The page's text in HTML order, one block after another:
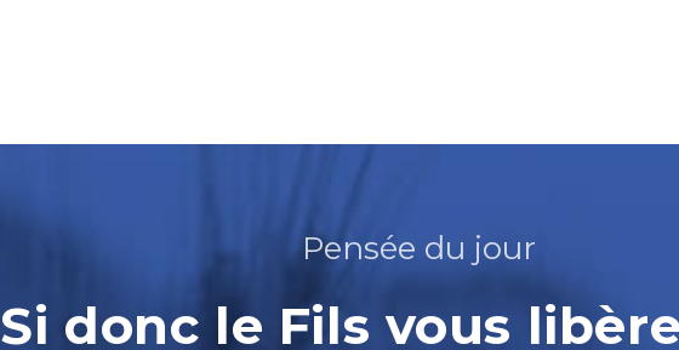
Pensée du jour
Si donc le Fils vous